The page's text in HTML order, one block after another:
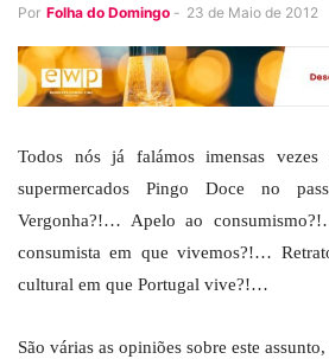
Por Folha do Domingo - 23 de Maio de 2012
Todos nós já falámos imensas
supermercados Pingo Doce no
Vergonha?!… Apelo ao
consumista em que vivemos?!…
cultural em que Portugal vive?!…
São várias as opiniões sobre este